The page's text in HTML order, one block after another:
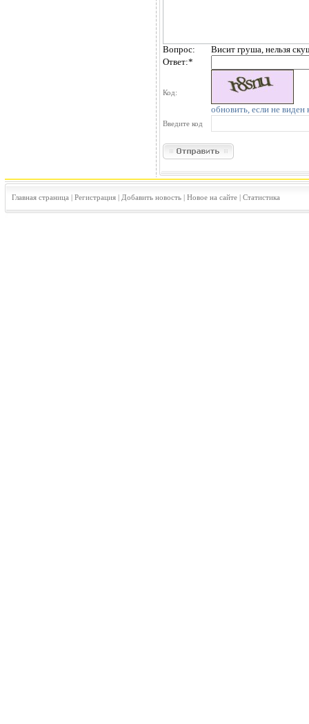
Вопрос:
Висит груша, нельзя
Ответ:*
Код:
обновить, если не виден
Введите код
Главная страница | Регистрация| Добавить новость| Новое на сайте| Статистика